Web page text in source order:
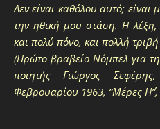
Δεν είναι καθόλου αυτό; είναι
την ηθική μου στάση. Η
και πολύ πόνο, και πολλή
(Πρώτο βραβείο Νόμπελ για
ποιητής Γιώργος
Φεβρουαρίου 1963, “Μέρες